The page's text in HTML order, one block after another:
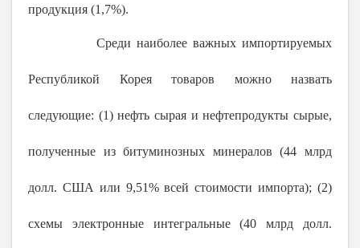
продукция (1,7%).
Среди наиболее важных импортируемых
Республикой Корея товаров можно назвать
следующие: (1) нефть сырая и нефтепродукты сырые,
полученные из битуминозных минералов (44 млрд
долл. США или 9,51% всей стоимости импорта); (2)
схемы электронные интегральные (40 млрд долл.